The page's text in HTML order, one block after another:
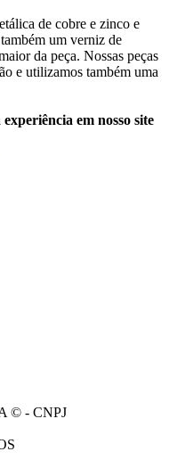
de cobre e zinco e
um verniz de
da peça. Nossas peças
e utilizamos também uma
em nosso site
© - CNPJ